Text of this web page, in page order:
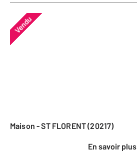
Vendu
Maison - ST FLORENT (20217)
En savoir plus